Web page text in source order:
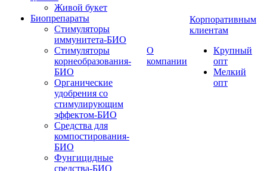
Живой букет
Биопрепараты
Стимуляторы
иммунитета-БИО
Стимуляторы
корнеобразования-
БИО
Органические
удобрения со
стимулирующим
эффектом-БИО
Средства для
компостирования-
БИО
Фунгицидные
средства-БИО
О
компании
Корпоративным
клиентам
Крупный
опт
Мелкий
опт